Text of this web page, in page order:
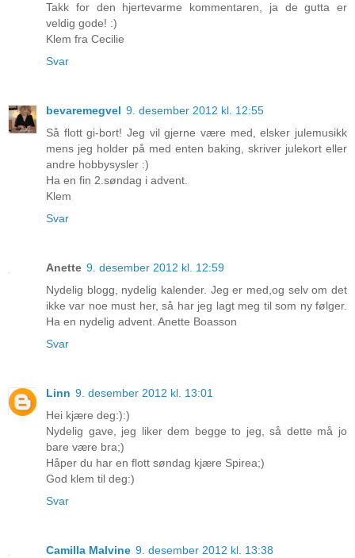
Takk for den hjertevarme kommentaren, ja de gutta er
veldig gode! :)
Klem fra Cecilie
Svar
bevaremegvel 9. desember 2012 kl. 12:55
Så flott gi-bort! Jeg vil gjerne være med, elsker julemusikk
mens jeg holder på med enten baking, skriver julekort eller
andre hobbysysler :)
Ha en fin 2.søndag i advent.
Klem
Svar
Anette 9. desember 2012 kl. 12:59
Nydelig blogg, nydelig kalender. Jeg er med,og selv om det
ikke var noe must her, så har jeg lagt meg til som ny følger.
Ha en nydelig advent. Anette Boasson
Svar
Linn 9. desember 2012 kl. 13:01
Hei kjære deg:):)
Nydelig gave, jeg liker dem begge to jeg, så dette må jo
bare være bra;)
Håper du har en flott søndag kjære Spirea;)
God klem til deg:)
Svar
Camilla Malvine 9. desember 2012 kl. 13:38